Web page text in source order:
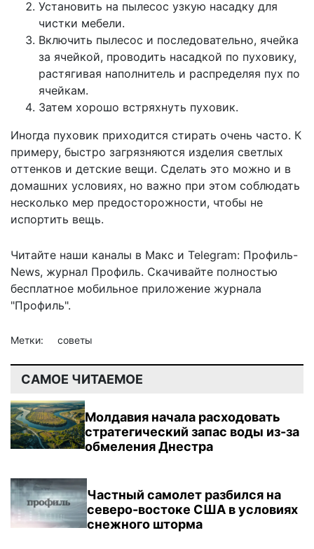
Установить на пылесос узкую насадку для
чистки мебели.
Включить пылесос и последовательно, ячейка
за ячейкой, проводить насадкой по пуховику,
растягивая наполнитель и распределяя пух по
ячейкам.
Затем хорошо встряхнуть пуховик.
Иногда пуховик приходится стирать очень часто. К
примеру, быстро загрязняются изделия светлых
оттенков и детские вещи. Сделать это можно и в
домашних условиях, но важно при этом соблюдать
несколько мер предосторожности, чтобы не
испортить вещь.
Читайте наши каналы в Макс и Telegram: Профиль-
News, журнал Профиль. Скачивайте полностью
бесплатное мобильное приложение журнала
"Профиль".
Метки: советы
САМОЕ ЧИТАЕМОЕ
Молдавия начала расходовать
стратегический запас воды из-за
обмеления Днестра
Частный самолет разбился на
северо-востоке США в условиях
снежного шторма